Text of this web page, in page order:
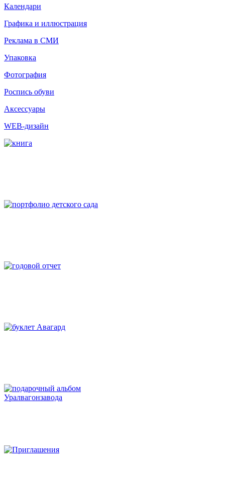
Календари
Графика и иллюстрация
Реклама в СМИ
Упаковка
Фотография
Роспись обуви
Аксессуары
WEB-дизайн